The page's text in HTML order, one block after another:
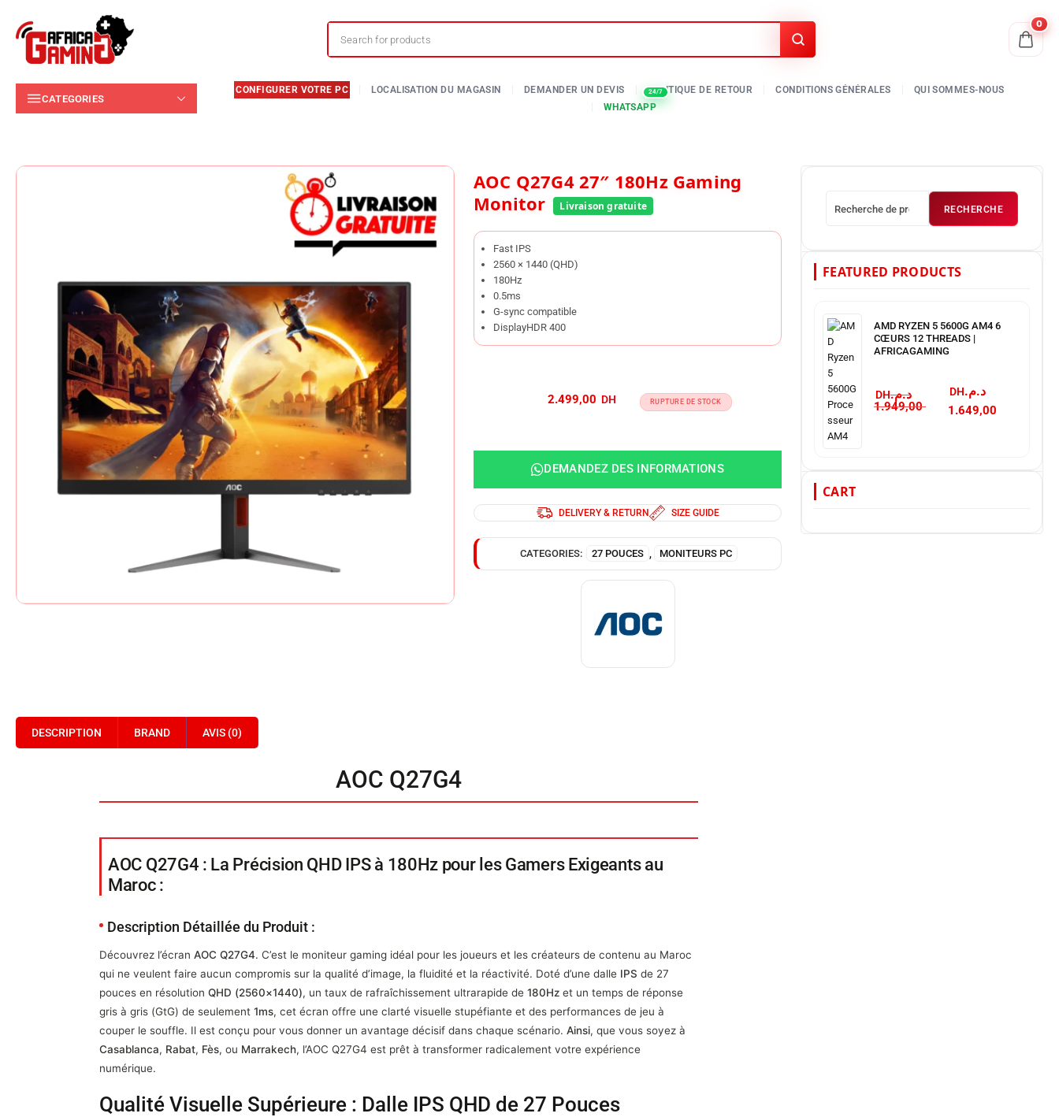
0
CATEGORIES
AOC Q27G4 27″ 180Hz Gaming
Monitor
Fast IPS
2560 × 1440 (QHD)
180Hz
0.5ms
G-sync compatible
DisplayHDR 400
RUPTURE DE STOCK
DEMANDEZ DES INFORMATIONS
DELIVERY & RETURN SIZE GUIDE
CATEGORIES: 27 POUCES MONITEURS PC
DESCRIPTION BRAND AVIS (0)
AOC Q27G4
AOC Q27G4 : La Précision QHD IPS à 180Hz pour les Gamers Exigeants au
Maroc :
Description Détaillée du Produit :
Découvrez l’écran AOC Q27G4. C’est le moniteur gaming idéal pour les joueurs et les créateurs de contenu au Maroc
qui ne veulent faire aucun compromis sur la qualité d’image, la fluidité et la réactivité. Doté d’une dalle IPS de 27
pouces en résolution QHD (2560×1440), un taux de rafraîchissement ultrarapide de 180Hz et un temps de réponse
gris à gris (GtG) de seulement 1ms, cet écran offre une clarté visuelle stupéfiante et des performances de jeu à
couper le souffle. Il est conçu pour vous donner un avantage décisif dans chaque scénario. Ainsi, que vous soyez à
Casablanca, Rabat, Fès, ou Marrakech, l’AOC Q27G4 est prêt à transformer radicalement votre expérience
numérique.
Qualité Visuelle Supérieure : Dalle IPS QHD de 27 Pouces
RECHERCHE
FEATURED PRODUCTS
AMD RYZEN 5 5600G AM4 6
CŒURS 12 THREADS |
AFRICAGAMING
د.م.
1.949,00
د.م.
CART